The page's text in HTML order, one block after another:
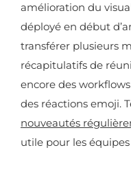
amélioration du
déployé en début
transférer plusieurs
récapitulatifs de
encore des
des réactions emoji.
nouveautés
utile pour les équipes